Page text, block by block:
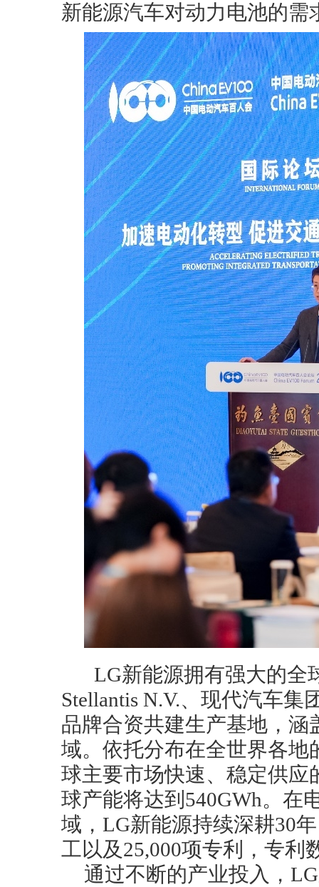
新能源汽车对动力电池的需
LG新能源拥有强大的全
Stellantis N.V.、现代汽车
品牌合资共建生产基地，
域。依托分布在全世界各
球主要市场快速、稳定供应
球产能将达到540GWh。在
域，LG新能源持续深耕30
工以及25,000项专利，专利
通过不断的产业投入，